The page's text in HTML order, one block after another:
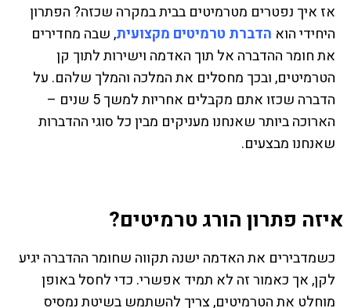
אז איך נפטרים מטרמיטים בבית במקרה שכזה? הפתרון
היחידי הוא הדברת טרמיטים מקצועית, שבה מחדירים
את חומר ההדברה אל תוך האדמה וישירות לתוך קן
הטרמיטים, ובכך מחסלים את המלכה והמלך שלהם. על
הדברה שכזו אתם מקבלים אחריות למשך 5 שנים –
הארוכה ביותר שאנחנו מעניקים מבין כל סוגי ההדברות
שאנחנו מבצעים.
איזה פתרון הורג טרמיטים?
כשמדבירים את האדמה ישנה תקווה שחומר ההדברה יגיע
לקן, אך כאמור זה לא תמיד אפשרי. כדי לחסל באופן
מוחלט את הטרמיטים, צריך להשתמש בשיטת נמסיס